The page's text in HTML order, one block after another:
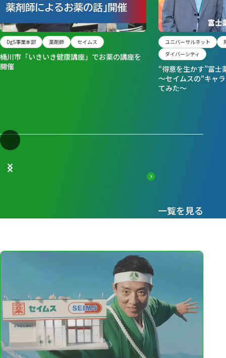
DgS事業本部 薬剤師 セイムス
桶川市「いきいき健康講座」でお薬の講座を
開催
ユニバーサルネット
ダイバーシティ
“得意を生かす”富士
～セイムスの“キャ
てみた～
一覧を見る